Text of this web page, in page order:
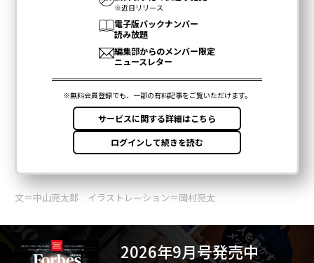
文＝中山亮太郎 イラストレーション＝岡村亮太
2026年9月号発売中